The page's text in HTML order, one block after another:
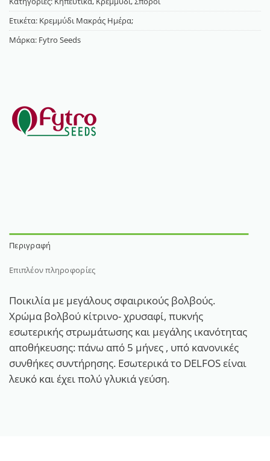
Ετικέτα: Κρεμμύδι Μακράς Ημέρα;
Μάρκα: Fytro Seeds
Περιγραφή
Επιπλέον πληροφορίες
Ποικιλία με μεγάλους σφαιρικούς βολβούς.
Χρώμα βολβού κίτρινο- χρυσαφί, πυκνής
εσωτερικής στρωμάτωσης και μεγάλης ικανότητας
αποθήκευσης: πάνω από 5 μήνες , υπό κανονικές
συνθήκες συντήρησης. Εσωτερικά το DELFOS είναι
λευκό και έχει πολύ γλυκιά γεύση.